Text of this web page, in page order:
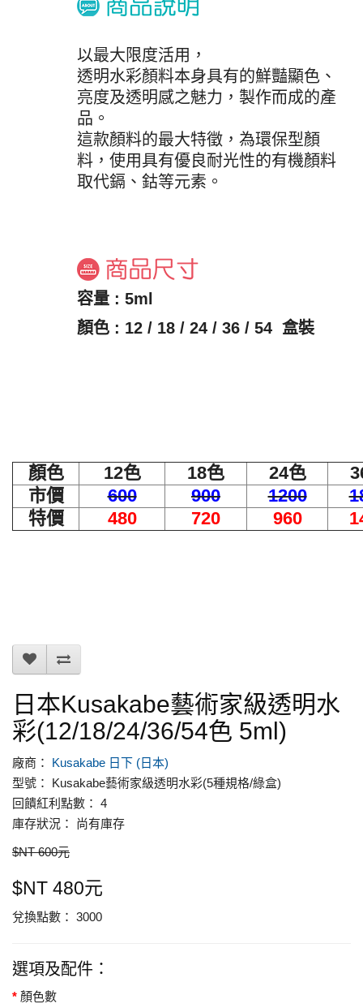
以最大限度活用，
透明水彩顏料本身具有的鮮豔顯色、
亮度及透明感之魅力，製作而成的產
品。
這款顏料的最大特徵，為環保型顏
料，使用具有優良耐光性的有機顏料
取代鎘、鈷等元素。
容量 : 5ml
顏色 : 12 / 18 / 24 / 36 / 54 盒裝
顏色 12色 18色 24色
市價
600 900 1200
特價
480 720 960
日本Kusakabe藝術家級透明水
彩(12/18/24/36/54色 5ml)
廠商： Kusakabe 日下 (日本)
型號： Kusakabe藝術家級透明水彩(5種規格/綠盒)
回饋紅利點數： 4
庫存狀況： 尚有庫存
$NT 600元
$NT 480元
兌換點數： 3000
選項及配件：
顏色數